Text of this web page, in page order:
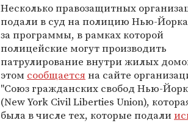
Несколько правозащитных
подали в суд на полицию Нью-
за программы, в рамках которой
полицейские могут производить
патрулирование внутри жилых
этом сообщаетсяна сайте
"Союз гражданских свобод Нью-
(New York Civil Liberties Union),
была в числе тех, которые подали